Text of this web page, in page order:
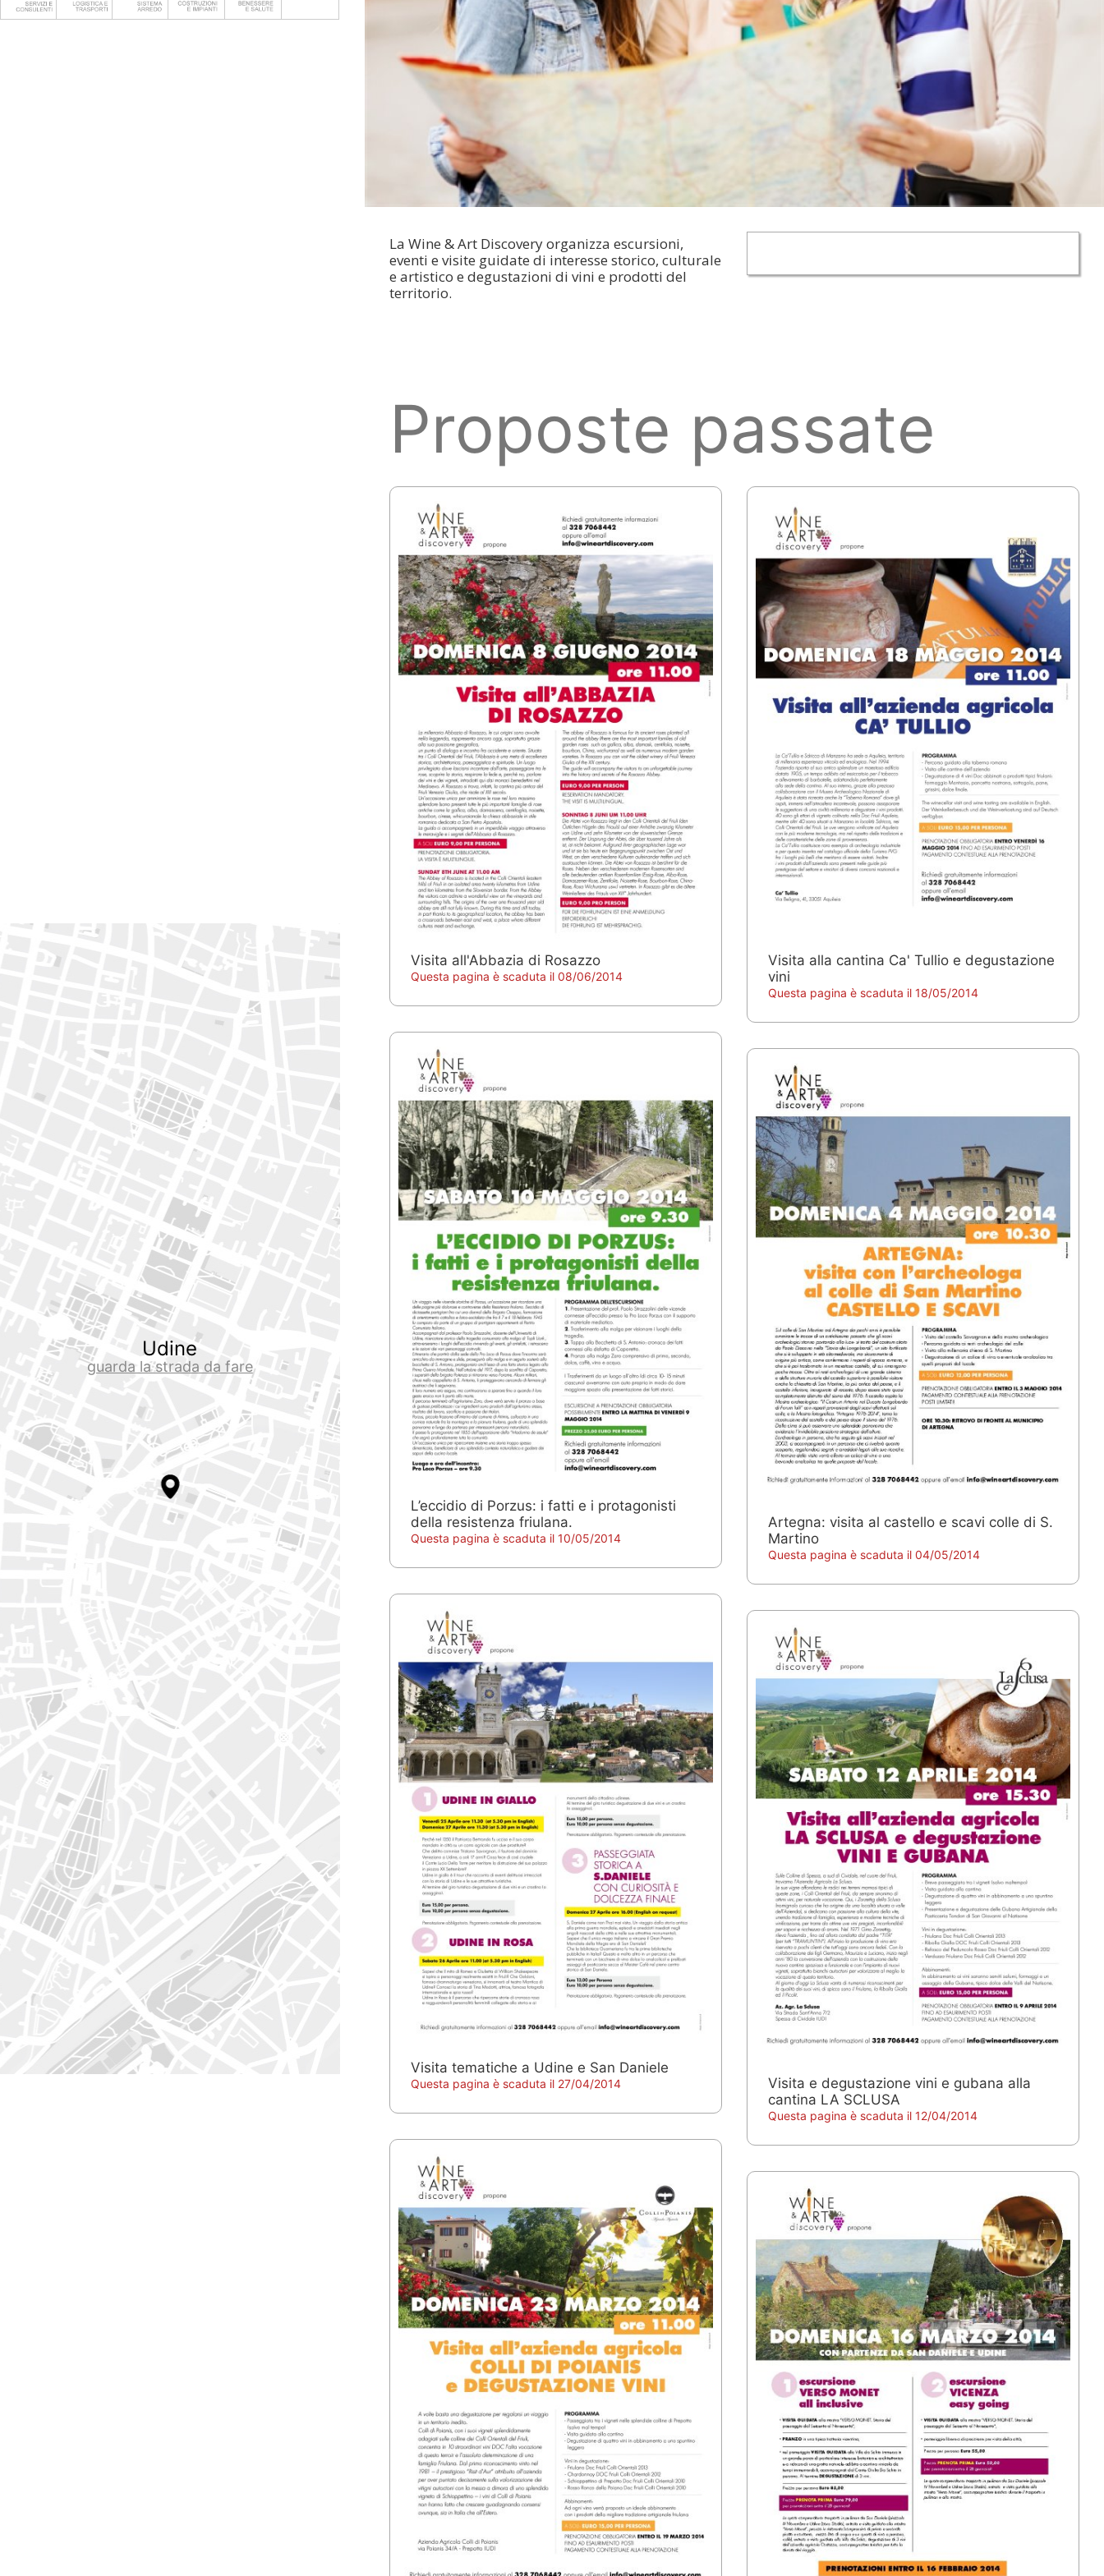
Udine
guarda la strada da fare
La Wine & Art Discovery organizza escursioni,
eventi e visite guidate di interesse storico, culturale
e artistico e degustazioni di vini e prodotti del
territorio.
Proposte passate
Visita all'Abbazia di Rosazzo
Questa pagina è scaduta il 08/06/2014
Visita alla cantina Ca' Tullio e degustazione
vini
Questa pagina è scaduta il 18/05/2014
L’eccidio di Porzus: i fatti e i protagonisti
della resistenza friulana.
Questa pagina è scaduta il 10/05/2014
Artegna: visita al castello e scavi colle di S.
Martino
Questa pagina è scaduta il 04/05/2014
Visita tematiche a Udine e San Daniele
Questa pagina è scaduta il 27/04/2014
Visita e degustazione vini e gubana alla
cantina LA SCLUSA
Questa pagina è scaduta il 12/04/2014